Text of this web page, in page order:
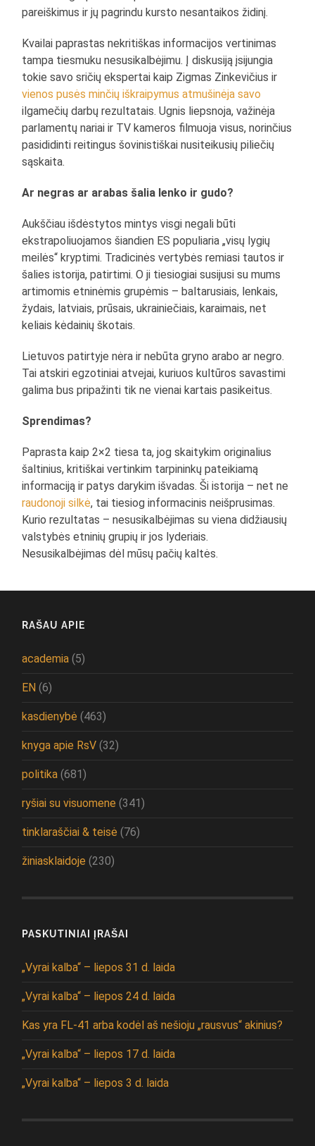
pareiškimus ir jų pagrindu kursto nesantaikos židinį.
Kvailai paprastas nekritiškas informacijos vertinimas
tampa tiesmuku nesusikalbėjimu. Į diskusiją įsijungia
tokie savo sričių ekspertai kaip Zigmas Zinkevičius ir
vienos pusės minčių iškraipymus atmušinėja savo
ilgamečių darbų rezultatais. Ugnis liepsnoja, važinėja
parlamentų nariai ir TV kameros filmuoja visus, norinčius
pasididinti reitingus šovinistiškai nusiteikusių piliečių
sąskaita.
Ar negras ar arabas šalia lenko ir gudo?
Aukščiau išdėstytos mintys visgi negali būti
ekstrapoliuojamos šiandien ES populiaria „visų lygių
meilės“ kryptimi. Tradicinės vertybės remiasi tautos ir
šalies istorija, patirtimi. O ji tiesiogiai susijusi su mums
artimomis etninėmis grupėmis – baltarusiais, lenkais,
žydais, latviais, prūsais, ukrainiečiais, karaimais, net
keliais kėdainių škotais.
Lietuvos patirtyje nėra ir nebūta gryno arabo ar negro.
Tai atskiri egzotiniai atvejai, kuriuos kultūros savastimi
galima bus pripažinti tik ne vienai kartais pasikeitus.
Sprendimas?
Paprasta kaip 2×2 tiesa ta, jog skaitykim originalius
šaltinius, kritiškai vertinkim tarpininkų pateikiamą
informaciją ir patys darykim išvadas. Ši istorija – net ne
raudonoji silkė, tai tiesiog informacinis neišprusimas.
Kurio rezultatas – nesusikalbėjimas su viena didžiausių
valstybės etninių grupių ir jos lyderiais.
Nesusikalbėjimas dėl mūsų pačių kaltės.
RAŠAU APIE
academia (5)
EN (6)
kasdienybė (463)
knyga apie RsV (32)
politika (681)
ryšiai su visuomene (341)
tinklaraščiai & teisė (76)
žiniasklaidoje (230)
PASKUTINIAI ĮRAŠAI
„Vyrai kalba“ – liepos 31 d. laida
„Vyrai kalba“ – liepos 24 d. laida
Kas yra FL-41 arba kodėl aš nešioju „rausvus“ akinius?
„Vyrai kalba“ – liepos 17 d. laida
„Vyrai kalba“ – liepos 3 d. laida